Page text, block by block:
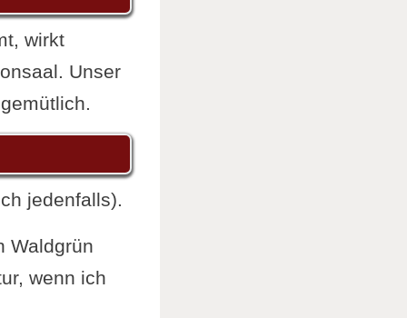
wirkt
Unser
jedenfalls).
Waldgrün
wenn ich